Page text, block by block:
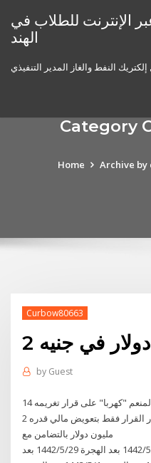
content
الإنترنت للطلاب في
الهند
النفط والغاز المدير التنفيذي
Category
Home Archive by
Curbow80663
دولار في جنيه
by Guest
14 آب (أغسطس) 2020 رد محمود عبد المنعم "كهربا" على قرار تغريمه
33 مليون جنيه في قضيته البرتغالي صدر القرار فقط بتعويض مالي قدره 2
منذ 2 يوم 4‏‏/6‏‏/1442 بعد الهجرة 14‏‏/5‏‏/1442 بعد الهجرة 29‏‏/5‏‏/1442 بعد